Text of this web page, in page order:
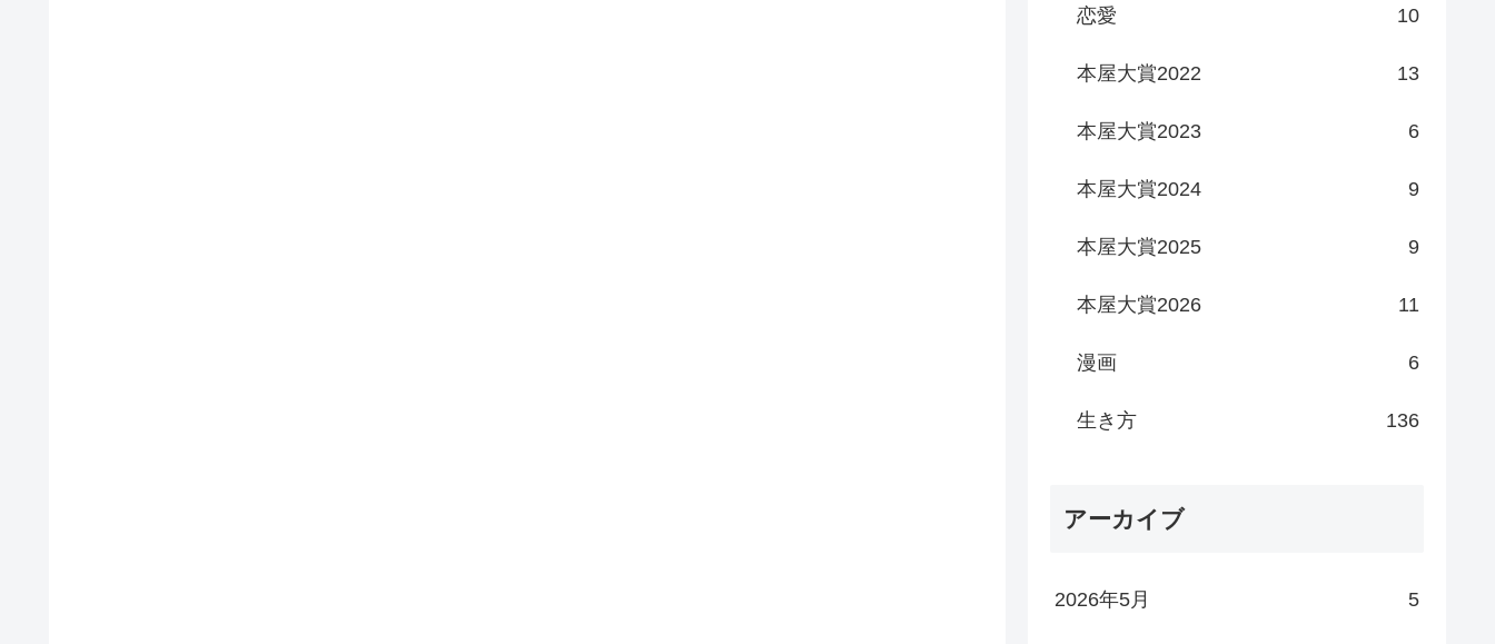
恋愛 10
本屋大賞2022 13
本屋大賞2023 6
本屋大賞2024 9
本屋大賞2025 9
本屋大賞2026 11
漫画 6
生き方 136
アーカイブ
2026年5月 5